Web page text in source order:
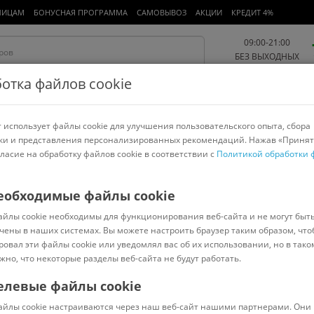
БОНУСНАЯ ПРОГРАММА САМОВЫВОЗ АКЦИИ КРЕДИТ 4%
09:00-21:00
БЕЗ ВЫХОДНЫХ
Работа и офис Авто и мото Детям и мамам Красота и
спорт
> ELAND
Код: 430813
файлов cookie
файлы cookie для улучшения пользовательского опыта, сбора
и представления персонализированных рекомендаций. Нажав
на обработку файлов cookie в соответствии с Политикой обработки
файлы cookie
cookie необходимы для функционирования веб-сайта и не могут
в наших системах. Вы можете настроить браузер таким образом,
эти файлы cookie или уведомлял вас об их использовании, но в
что некоторые разделы веб-сайта не будут работать.
файлы cookie
cookie настраиваются через наш веб-сайт нашими партнерами. Они